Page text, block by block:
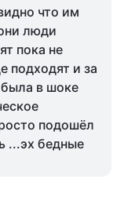
что им
люди
пока не
подходят и за
в шоке
подошёл
...эх бедные